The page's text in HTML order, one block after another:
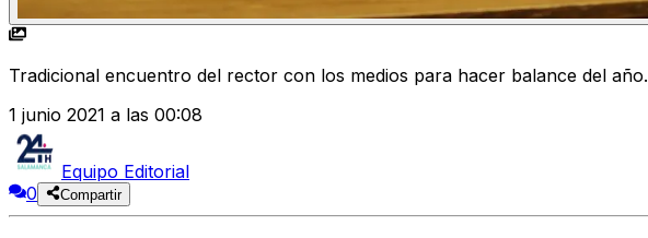
Tradicional encuentro del rector con los medios para hacer balance del año.
1 junio 2021 a las 00:08
Equipo Editorial
0
Compartir